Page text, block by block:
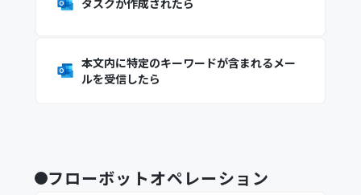
タスクが作成されたら
本文内に特定のキーワードが含まれるメー
ルを受信したら
フローボットオペレーション